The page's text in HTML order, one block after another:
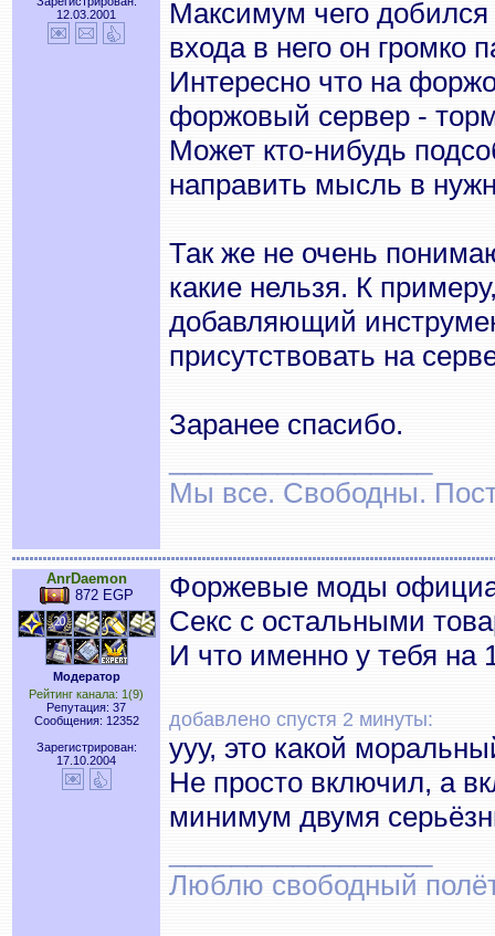
12.03.2001
Максимум чего добился
входа в него он громко
Интересно что на
форжовый сервер -
Может кто-нибудь
направить мысль в
Так же не очень
какие нельзя. К
добавляющий
присутствовать на
Заранее спасибо.
Мы все. Свободны.
AnrDaemon
872 EGP
Модератор
Рейтинг канала: 1(9)
Репутация: 37
Сообщения: 12352
Зарегистрирован:
17.10.2004
Форжевые моды
Секс с остальными
И что именно у тебя на
добавлено спустя 2 минуты:
ууу, это какой
Не просто включил, а
минимум двумя
Люблю свободный